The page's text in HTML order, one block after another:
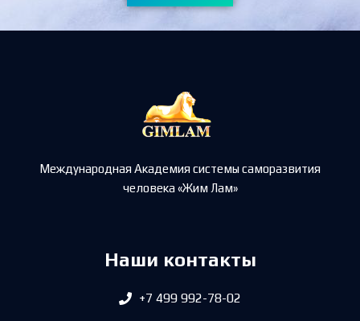
Международная Академия системы саморазвития
человека «Жим Лам»
Наши контакты
+7 499 992-78-02